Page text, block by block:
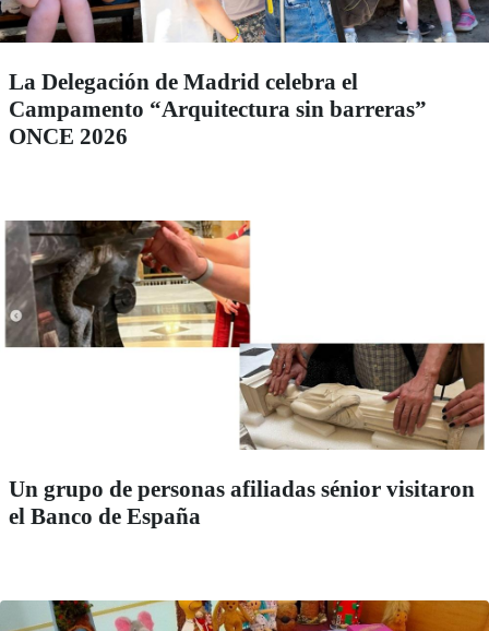
La Delegación de Madrid celebra el
Campamento “Arquitectura sin barreras”
ONCE 2026
Un grupo de personas afiliadas sénior visitaron
el Banco de España